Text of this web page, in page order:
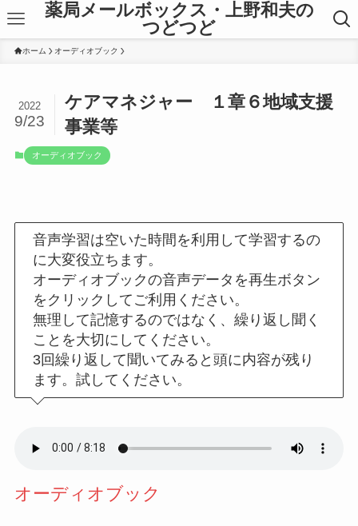
薬局メールボックス・上野和夫の
つどつど
ホーム オーディオブック
ケアマネジャー １章６地域支援
事業等
2022
9/23
オーディオブック
音声学習は空いた時間を利用して学習するの
に大変役立ちます。
オーディオブックの音声データを再生ボタン
をクリックしてご利用ください。
無理して記憶するのではなく、繰り返し聞く
ことを大切にしてください。
3回繰り返して聞いてみると頭に内容が残り
ます。試してください。
オーディオブック